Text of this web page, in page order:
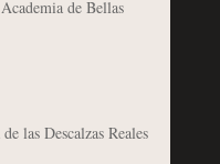
de Bellas
las Descalzas Reales